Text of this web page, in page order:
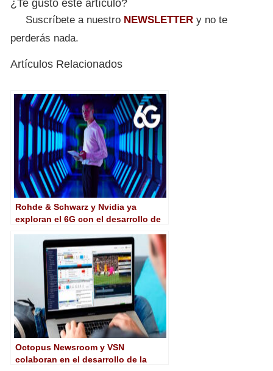
¿Te gustó este artículo?
Suscríbete a nuestro NEWSLETTER y no te
perderás nada.
Artículos Relacionados
Rohde & Schwarz y Nvidia ya
exploran el 6G con el desarrollo de
Octopus Newsroom y VSN
colaboran en el desarrollo de la